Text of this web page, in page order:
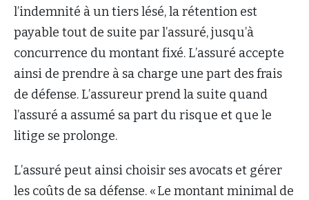
l’indemnité à un tiers lésé, la rétention est
payable tout de suite par l’assuré, jusqu’à
concurrence du montant fixé. L’assuré accepte
ainsi de prendre à sa charge une part des frais
de défense. L’assureur prend la suite quand
l’assuré a assumé sa part du risque et que le
litige se prolonge.
L’assuré peut ainsi choisir ses avocats et gérer
les coûts de sa défense. « Le montant minimal de